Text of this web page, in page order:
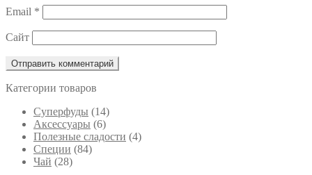
Email *
Сайт
Категории товаров
Cуперфуды (14)
Аксессуары (6)
Полезные сладости (4)
Специи (84)
Чай (28)